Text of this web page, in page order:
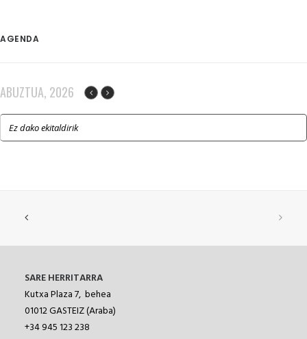
AGENDA
ABUZTUA, 2026
Ez dako ekitaldirik
SARE HERRITARRA
Kutxa Plaza 7, behea
01012GASTEIZ (Araba)
+34 945 123 238